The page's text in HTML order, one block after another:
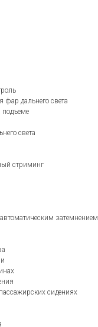
фар дальнего света
подъеме
света
стриминг
затемнением
сидениях